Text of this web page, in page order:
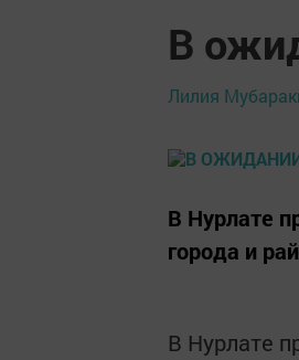
В
Лилия
В Нурлате
города и
В Нурлате